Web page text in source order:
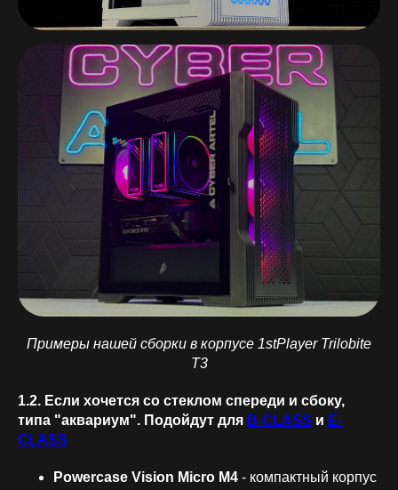
Примеры нашей сборки в корпусе 1stPlayer Trilobite
T3
1.2. Если хочется со стеклом спереди и сбоку,
типа "аквариум". Подойдут для B-CLASS и E-
CLASS
Powercase Vision Micro M4 - компактный корпус